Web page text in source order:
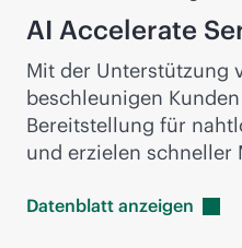
AI Accelerate
Mit der Unterstützung
beschleunigen
Bereitstellung für
und erzielen schneller
Datenblatt anzeigen